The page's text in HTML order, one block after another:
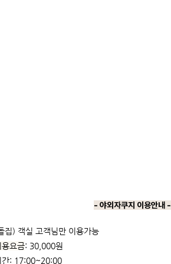
- 야외자쿠지 이용안내 -
집) 객실 고객님만 이용가능
요금: 30,000원
간: 17:00~20:00